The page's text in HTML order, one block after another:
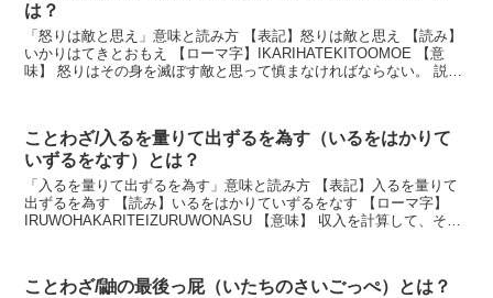
は？
「怒りは敵と思え」意味と読み方 【表記】怒りは敵と思え 【読み】
いかりはてきとおもえ 【ローマ字】IKARIHATEKITOOMOE 【意
味】 怒りはその身を滅ぼす敵と思って慎まなければならない。 説明
ことわざ/入るを量りて出ずるを為す（いるをはかりて
いずるをなす）とは？
「入るを量りて出ずるを為す」意味と読み方 【表記】入るを量りて
出ずるを為す 【読み】いるをはかりていずるをなす 【ローマ字】
IRUWOHAKARITEIZURUWONASU 【意味】 収入を計算して、それ
ことわざ/鼬の最後っ屁（いたちのさいごっぺ）とは？